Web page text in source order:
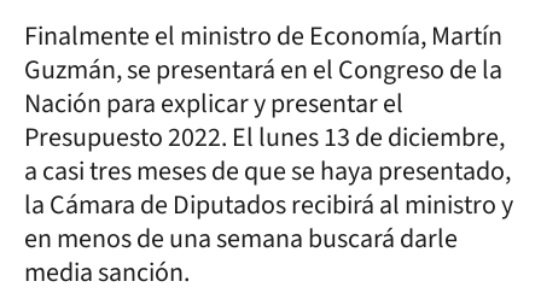
Finalmente el ministro de Economía, Martín
Guzmán, se presentará en el Congreso de la
Nación para explicar y presentar el
Presupuesto 2022. El lunes 13 de diciembre,
a casi tres meses de que se haya presentado,
la Cámara de Diputados recibirá al ministro y
en menos de una semana buscará darle
media sanción.